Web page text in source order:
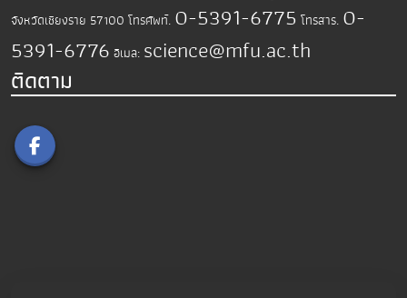
จังหวัดเชียงราย 57100 โทรศัพท์. 0-5391-6775 โทรสาร. 0-
5391-6776 อีเมล: science@mfu.ac.th
ติดตาม